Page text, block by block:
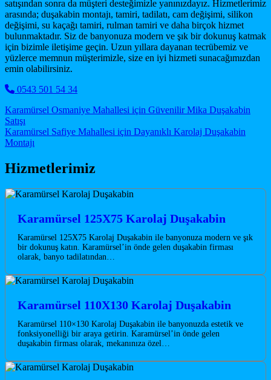
satışından sonra da müşteri desteğimizle yanınızdayız. Hizmetlerimiz
arasında; duşakabin montajı, tamiri, tadilatı, cam değişimi, silikon
değişimi, su kaçağı tamiri, rulman tamiri ve daha birçok hizmet
bulunmaktadır. Siz de banyonuza modern ve şık bir dokunuş katmak
için bizimle iletişime geçin. Uzun yıllara dayanan tecrübemiz ve
yüzlerce memnun müşterimizle, size en iyi hizmeti sunacağımızdan
emin olabilirsiniz.
0543 501 54 34
Post navigation
Karamürsel Osmaniye Mahallesi için Güvenilir Mika Duşakabin
Satışı
Karamürsel Safiye Mahallesi için Dayanıklı Karolaj Duşakabin
Montajı
Hizmetlerimiz
Karamürsel 125X75 Karolaj Duşakabin
Karamürsel 125X75 Karolaj Duşakabin ile banyonuza modern ve şık
bir dokunuş katın. Karamürsel’in önde gelen duşakabin firması
olarak, banyo tadilatından…
Karamürsel 110X130 Karolaj Duşakabin
Karamürsel 110×130 Karolaj Duşakabin ile banyonuzda estetik ve
fonksiyonelliği bir araya getirin. Karamürsel’in önde gelen
duşakabin firması olarak, mekanınıza özel…